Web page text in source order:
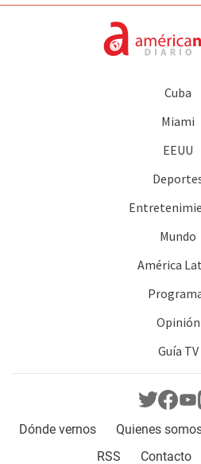
Cuba
Miami
EEUU
Mundo
América
Opinión
Guía TV
Dónde vernos Quienes
RSS
Contacto